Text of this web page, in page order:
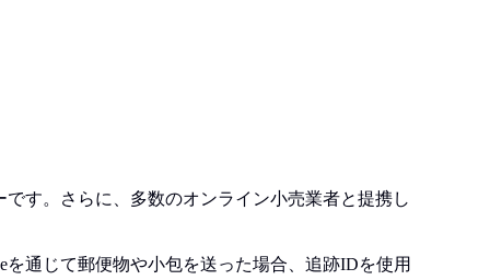
す。さらに、多数のオンライン小売業者と提携し
を通じて郵便物や小包を送った場合、追跡IDを使用